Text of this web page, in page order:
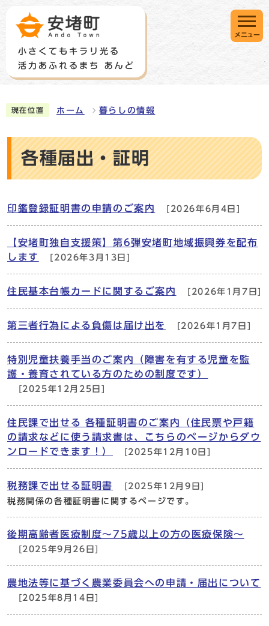
メニュー
現在位置 ホーム 暮らしの情報
各種届出・証明
印鑑登録証明書の申請のご案内 [2026年6月4日]
【安堵町独自支援策】第6弾安堵町地域振興券を配布
します
[2026年3月13日]
住民基本台帳カードに関するご案内 [2026年1月7日]
第三者行為による負傷は届け出を [2026年1月7日]
特別児童扶養手当のご案内（障害を有する児童を監
護・養育されている方のための制度です）
[2025年12月25日]
住民課で出せる 各種証明書のご案内（住民票や戸籍
の請求などに使う請求書は、こちらのページからダウ
ンロードできます！）
[2025年12月10日]
税務課で出せる証明書
[2025年12月9日]
税務関係の各種証明書に関するページです。
後期高齢者医療制度～75歳以上の方の医療保険～
[2025年9月26日]
農地法等に基づく農業委員会への申請・届出について
[2025年8月14日]